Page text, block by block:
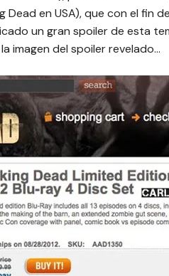
Dead en USA), que con el fin
un gran spoiler de esta
imagen del spoiler revelado…